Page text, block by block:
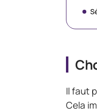
Il faut
Cela